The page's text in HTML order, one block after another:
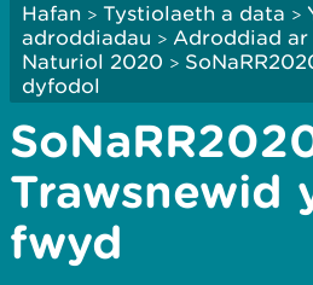
Hafan > Tystiolaeth a data >
adroddiadau > Adroddiad
Naturiol 2020 >
dyfodol
Trawsnewid
fwyd